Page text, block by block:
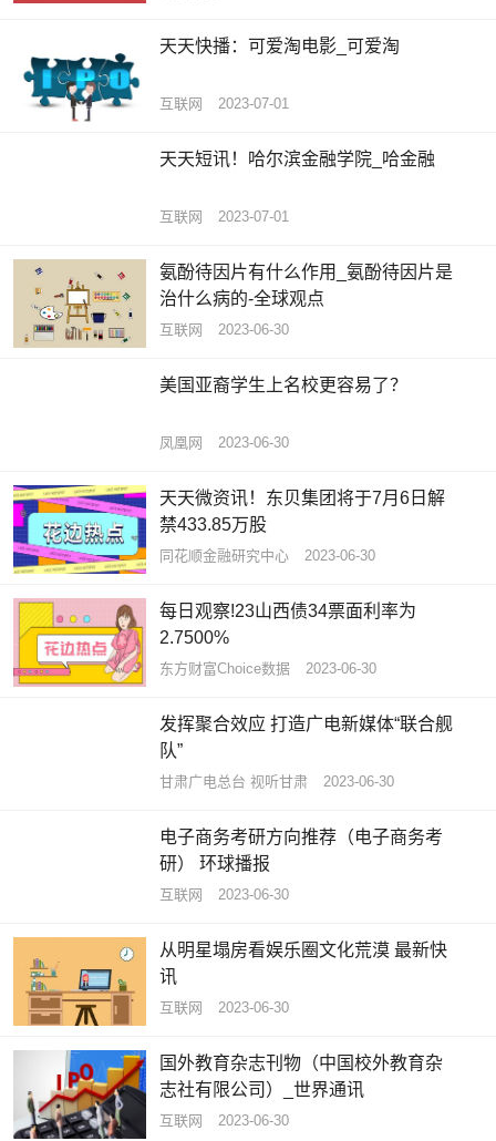
天天快播：可爱淘电影_可爱淘
互联网 2023-07-01
天天短讯！哈尔滨金融学院_哈金融
互联网 2023-07-01
氨酚待因片有什么作用_氨酚待因片是
治什么病的-全球观点
互联网 2023-06-30
美国亚裔学生上名校更容易了？
凤凰网 2023-06-30
天天微资讯！东贝集团将于7月6日解
禁433.85万股
同花顺金融研究中心 2023-06-30
每日观察!23山西债34票面利率为
2.7500%
东方财富Choice数据 2023-06-30
发挥聚合效应 打造广电新媒体“联合舰
队”
甘肃广电总台 视听甘肃 2023-06-30
电子商务考研方向推荐（电子商务考
研） 环球播报
互联网 2023-06-30
从明星塌房看娱乐圈文化荒漠 最新快
讯
互联网 2023-06-30
国外教育杂志刊物（中国校外教育杂
志社有限公司）_世界通讯
互联网 2023-06-30